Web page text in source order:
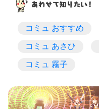
コミュ おすすめ
コミュ あさひ
コミュ 霧子